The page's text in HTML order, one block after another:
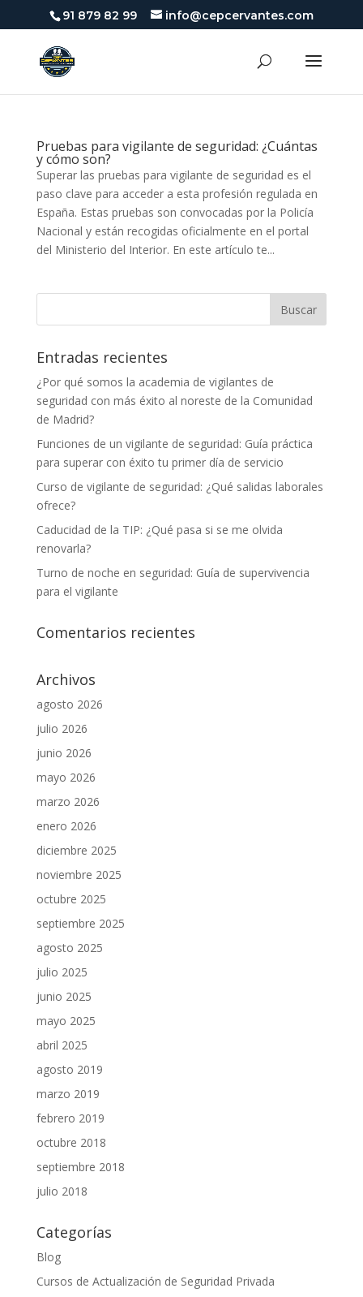
91 879 82 99 info@cepcervantes.com
Pruebas para vigilante de seguridad: ¿Cuántas
y cómo son?
Superar las pruebas para vigilante de seguridad es el
paso clave para acceder a esta profesión regulada en
España. Estas pruebas son convocadas por la Policía
Nacional y están recogidas oficialmente en el portal
del Ministerio del Interior. En este artículo te...
Entradas recientes
¿Por qué somos la academia de vigilantes de
seguridad con más éxito al noreste de la Comunidad
de Madrid?
Funciones de un vigilante de seguridad: Guía práctica
para superar con éxito tu primer día de servicio
Curso de vigilante de seguridad: ¿Qué salidas laborales
ofrece?
Caducidad de la TIP: ¿Qué pasa si se me olvida
renovarla?
Turno de noche en seguridad: Guía de supervivencia
para el vigilante
Comentarios recientes
Archivos
agosto 2026
julio 2026
junio 2026
mayo 2026
marzo 2026
enero 2026
diciembre 2025
noviembre 2025
octubre 2025
septiembre 2025
agosto 2025
julio 2025
junio 2025
mayo 2025
abril 2025
agosto 2019
marzo 2019
febrero 2019
octubre 2018
septiembre 2018
julio 2018
Categorías
Blog
Cursos de Actualización de Seguridad Privada